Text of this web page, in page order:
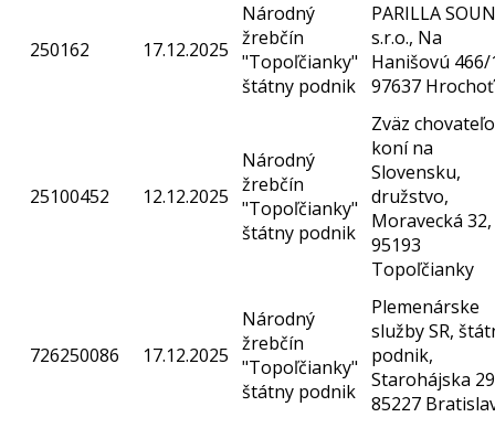
250162 17.12.2025
Národný
žrebčín
"Topoľčianky"
štátny podnik
PARILLA
s.r.o., Na
Hanišovú 466/
97637 Hrochoť
25100452 12.12.2025
Národný
žrebčín
"Topoľčianky"
štátny podnik
Zväz
koní na
Slovensku,
družstvo,
Moravecká 32,
95193
Topoľčianky
726250086 17.12.2025
Národný
žrebčín
"Topoľčianky"
štátny podnik
Plemenárske
služby SR,
podnik,
Starohájska
85227